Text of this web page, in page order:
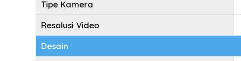
Tipe Kamera
Resolusi Video
Desain